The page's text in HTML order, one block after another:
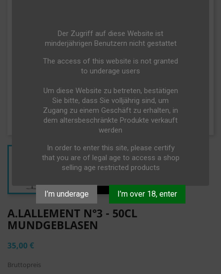
Der Zugriff auf diese Website ist
minderjährigen Benutzern nicht gestattet
The access of this website is not granted
to underage users
Um diese Website zu betreten, bestätigen
Sie bitte, dass Sie volljährig sind, um
Zugang zu einem Geschäft zu erhalten, in
dem altersbeschränkte Produkte verkauft
werden
In order to enter this site, please certify
that you are of legal age to access a shop
selling age restricted products
I’m underage I’m over 18, enter
A.LALLEMENT N°3 - 50CL
MUNDGEBLASEN
35,00 €
Bruttopreis